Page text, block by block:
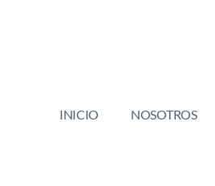
INICIO NOSOTROS